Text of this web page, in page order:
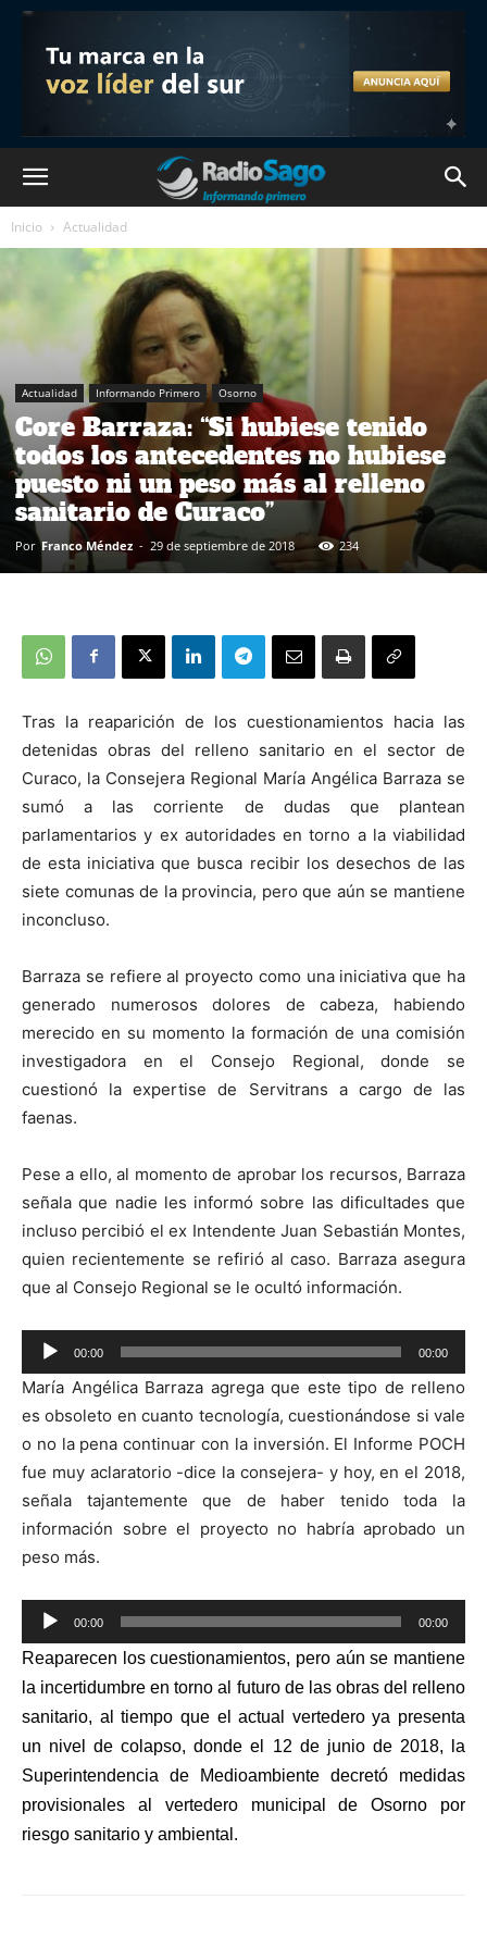
Inicio Actualidad
Actualidad Informando Primero Osorno
Core Barraza: “Si hubiese tenido
todos los antecedentes no hubiese
puesto ni un peso más al relleno
sanitario de Curaco”
Por Franco Méndez - 29 de septiembre de 2018 234
Tras la reaparición de los cuestionamientos hacia las
detenidas obras del relleno sanitario en el sector de
Curaco, la Consejera Regional María Angélica Barraza se
sumó a las corriente de dudas que plantean
parlamentarios y ex autoridades en torno a la viabilidad
de esta iniciativa que busca recibir los desechos de las
siete comunas de la provincia, pero que aún se mantiene
inconcluso.
Barraza se refiere al proyecto como una iniciativa que ha
generado numerosos dolores de cabeza, habiendo
merecido en su momento la formación de una comisión
investigadora en el Consejo Regional, donde se
cuestionó la expertise de Servitrans a cargo de las
faenas.
Pese a ello, al momento de aprobar los recursos, Barraza
señala que nadie les informó sobre las dificultades que
incluso percibió el ex Intendente Juan Sebastián Montes,
quien recientemente se refirió al caso. Barraza asegura
que al Consejo Regional se le ocultó información.
Reproductor
de
audio
00:00 00:00
María Angélica Barraza agrega que este tipo de relleno
es obsoleto en cuanto tecnología, cuestionándose si vale
o no la pena continuar con la inversión. El Informe POCH
fue muy aclaratorio -dice la consejera- y hoy, en el 2018,
señala tajantemente que de haber tenido toda la
información sobre el proyecto no habría aprobado un
peso más.
Reproductor
de
audio
00:00 00:00
Reaparecen los cuestionamientos, pero aún se mantiene
la incertidumbre en torno al futuro de las obras del relleno
sanitario, al tiempo que el actual vertedero ya presenta
un nivel de colapso, donde el 12 de junio de 2018, la
Superintendencia de Medioambiente decretó medidas
provisionales al vertedero municipal de Osorno por
riesgo sanitario y ambiental.